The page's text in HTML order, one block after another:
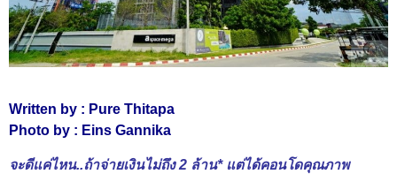
Written by : Pure Thitapa
Photo by : Eins Gannika
จะดีแค่ไหน..ถ้าจ่ายเงินไม่ถึง 2 ล้าน* แต่ได้คอนโดคุณภาพ